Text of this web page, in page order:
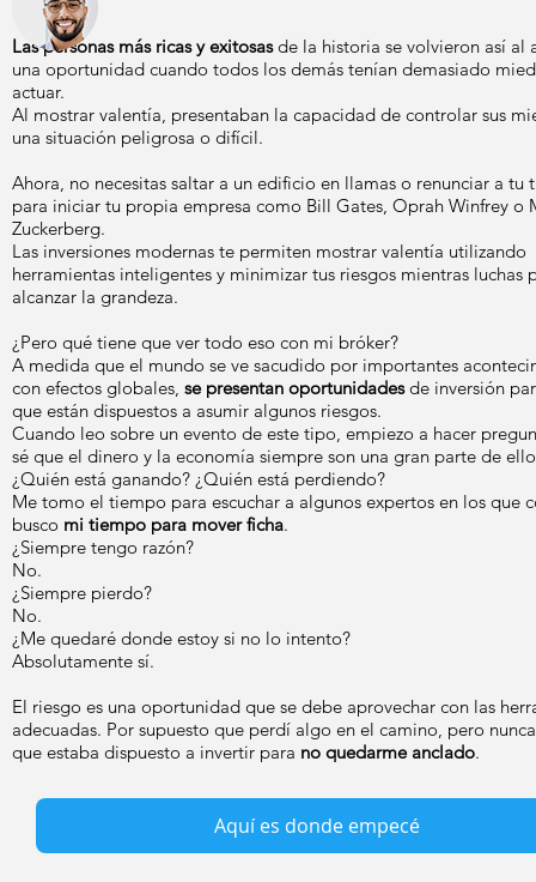
Las personas más ricas y exitosasde la historia se volvieron así al
una oportunidad cuando todos los demás tenían demasiado
actuar.
Al mostrar valentía, presentaban la capacidad de controlar sus
una situación peligrosa o difícil.
Ahora, no necesitas saltar a un edificio en llamas o renunciar a tu
para iniciar tu propia empresa como Bill Gates, Oprah Winfrey o
Zuckerberg.
Las inversiones modernas te permiten mostrar valentía utilizando
herramientas inteligentes y minimizar tus riesgos mientras luchas
alcanzar la grandeza.
¿Pero qué tiene que ver todo eso con mi bróker?
A medida que el mundo se ve sacudido por importantes
con efectos globales, se presentan oportunidadesde inversión
que están dispuestos a asumir algunos riesgos.
Cuando leo sobre un evento de este tipo, empiezo a hacer
sé que el dinero y la economía siempre son una gran parte de
¿Quién está ganando? ¿Quién está perdiendo?
Me tomo el tiempo para escuchar a algunos expertos en los que
busco mi tiempo para mover ficha.
¿Siempre tengo razón?
No.
¿Siempre pierdo?
No.
¿Me quedaré donde estoy si no lo intento?
Absolutamente sí.
El riesgo es una oportunidad que se debe aprovechar con las
adecuadas. Por supuesto que perdí algo en el camino, pero
que estaba dispuesto a invertir para no quedarme anclado.
Aquí es donde empecé